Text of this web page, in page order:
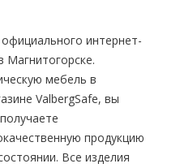
интернет-
Магнитогорске.
мебель в
ValbergSafe, вы
продукцию
Все изделия